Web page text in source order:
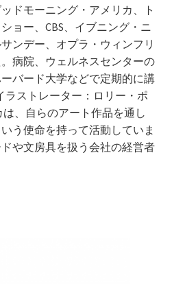
ドモーニング・アメリカ、ト
ョー、CBS、イブニング・ニ
ンデー、オプラ・ウィンフリ
病院、ウェルネスセンターの
バード大学などで定期的に講
ストレーター：ロリー・ポ
、自らのアート作品を通し
う使命を持って活動していま
や文房具を扱う会社の経営者